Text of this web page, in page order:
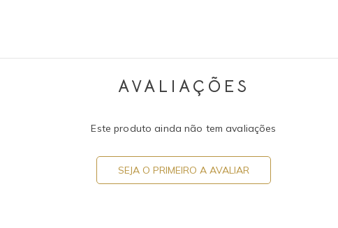
AVALIAÇÕES
Este produto ainda não tem avaliações
SEJA O PRIMEIRO A AVALIAR